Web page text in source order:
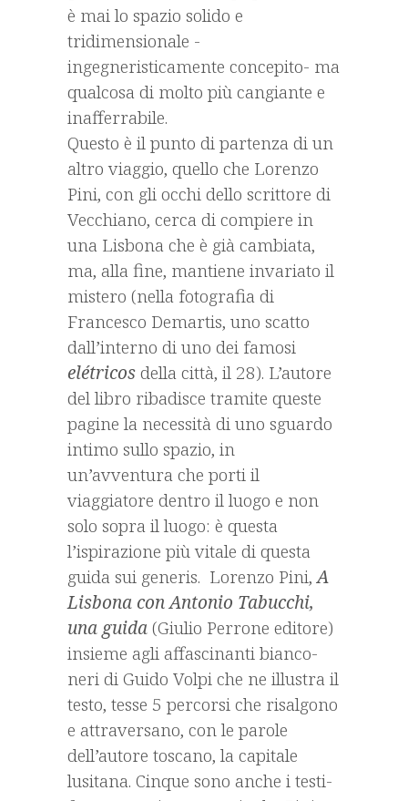
è mai lo spazio solido e
tridimensionale -
ingegneristicamente concepito- ma
qualcosa di molto più cangiante e
inafferrabile.
Questo è il punto di partenza di un
altro viaggio, quello che Lorenzo
Pini, con gli occhi dello scrittore di
Vecchiano, cerca di compiere in
una Lisbona che è già cambiata,
ma, alla fine, mantiene invariato il
mistero (nella fotografia di
Francesco Demartis, uno scatto
dall’interno di uno dei famosi
elétricosdella città, il 28). L’autore
del libro ribadisce tramite queste
pagine la necessità di uno sguardo
intimo sullo spazio, in
un’avventura che porti il
viaggiatore dentro il luogo e non
solo sopra il luogo: è questa
l’ispirazione più vitale di questa
guida sui generis. Lorenzo Pini,A
Lisbona con Antonio Tabucchi,
una guida(Giulio Perrone editore)
insieme agli affascinanti bianco-
neri di Guido Volpi che ne illustra il
testo, tesse 5 percorsi che risalgono
e attraversano, con le parole
dell’autore toscano, la capitale
lusitana. Cinque sono anche i testi-